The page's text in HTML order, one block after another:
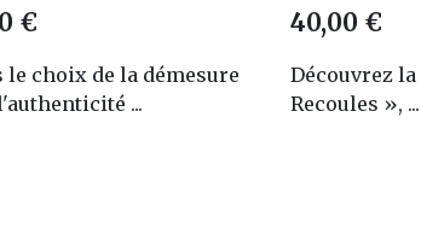
€
la planche «
», ...
45,00 €
Découvrez le
service